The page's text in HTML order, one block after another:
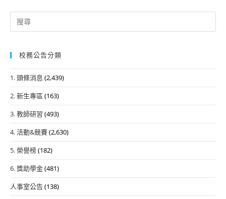
Search
for:
校務公告分類
1. 頭條消息 (2,439)
2. 新生專區 (163)
3. 教師研習 (493)
4. 活動&競賽(2,630)
5. 榮譽榜(182)
6. 獎助學金(481)
人事室公告(138)